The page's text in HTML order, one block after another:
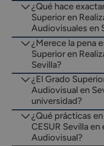
¿Qué hace
Superior en
Audiovisuales en
¿Merece la pena
Superior en
Sevilla?
¿El Grado
Audiovisual en
universidad?
¿Qué prácticas
CESUR Sevilla
Audiovisual?